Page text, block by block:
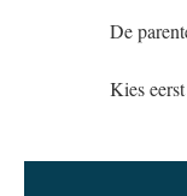
De
Kies